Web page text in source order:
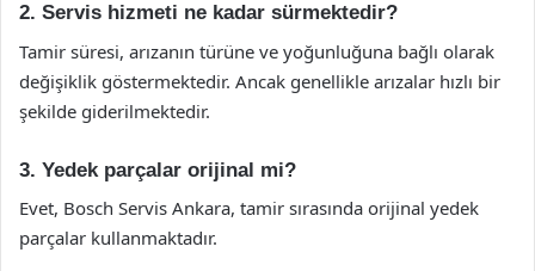
2. Servis hizmeti ne kadar sürmektedir?
Tamir süresi, arızanın türüne ve yoğunluğuna bağlı olarak
değişiklik göstermektedir. Ancak genellikle arızalar hızlı bir
şekilde giderilmektedir.
3. Yedek parçalar orijinal mi?
Evet, Bosch Servis Ankara, tamir sırasında orijinal yedek
parçalar kullanmaktadır.